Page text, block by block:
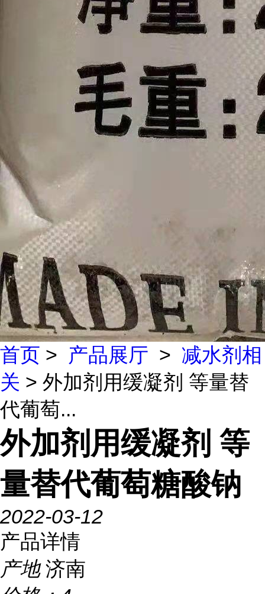
首页 > 产品展厅 > 减水剂相
关 > 外加剂用缓凝剂 等量替
代葡萄...
外加剂用缓凝剂 等
量替代葡萄糖酸钠
2022-03-12
产品详情
产地 济南